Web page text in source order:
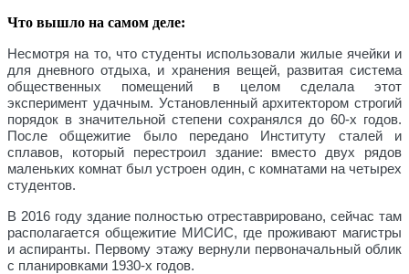
Что вышло на самом деле:
Несмотря на то, что студенты использовали жилые ячейки и
для дневного отдыха, и хранения вещей, развитая система
общественных помещений в целом сделала этот
эксперимент удачным. Установленный архитектором строгий
порядок в значительной степени сохранялся до 60-х годов.
После общежитие было передано Институту сталей и
сплавов, который перестроил здание: вместо двух рядов
маленьких комнат был устроен один, с комнатами на четырех
студентов.
В 2016 году здание полностью отреставрировано, сейчас там
располагается общежитие МИСИС, где проживают магистры
и аспиранты. Первому этажу вернули первоначальный облик
с планировками 1930-х годов.